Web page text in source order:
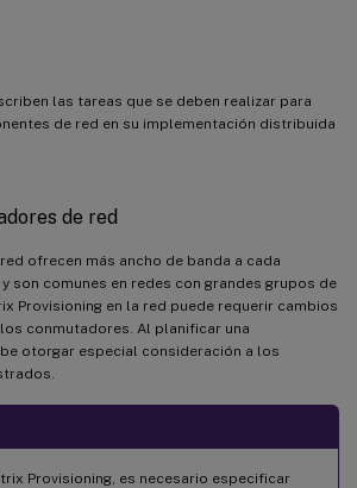
las tareas que se deben realizar para
de red en su implementación distribuida
de red
ofrecen más ancho de banda a cada
son comunes en redes con grandes grupos de
Provisioning en la red puede requerir cambios
conmutadores. Al planificar una
otorgar especial consideración a los
Provisioning, es necesario especificar
de Windows
móvil
con perfiles de usuario móvil
equipo